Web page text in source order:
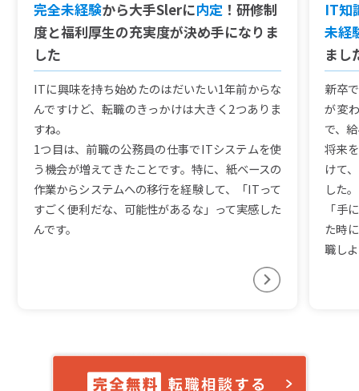
完全未経験から大手Slerに内定 ！研修制
度と福利厚生の充実度が決め手になりま
した
ITに興味を持ち始めたのはだいたい1年前からな
んですけど、転職のきっかけは大きく2つありま
すね。
1つ目は、前職の公務員の仕事でITシステムを使
う機会が増えてきたことです。特に、紙ベースの
作業からシステムへの移行を経験して、「ITって
すごく便利だな、可能性があるな」って実感した
んです。
IT知
未経
まし
新卒
が変
で、
将来
けて
した。
「手
た時
職し